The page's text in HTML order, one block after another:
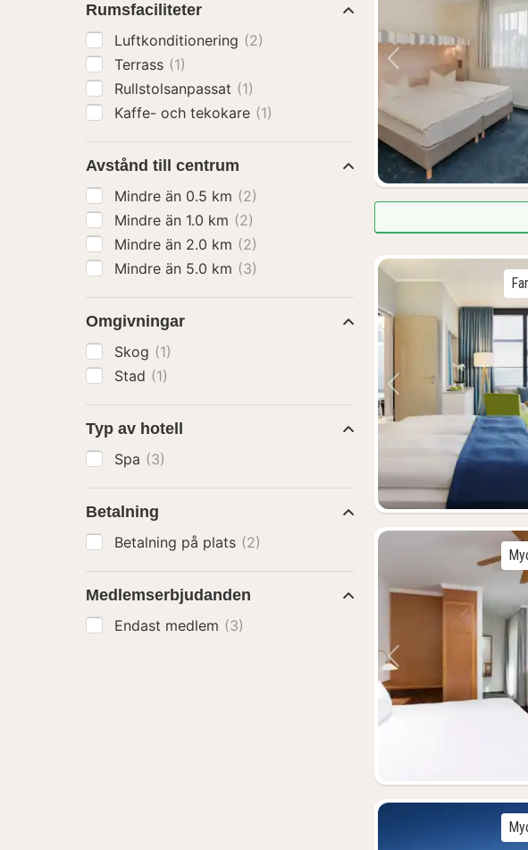
Föregående
Föregående
Föregående
Rumsfaciliteter
Luftkonditionering (2)
Terrass (1)
Rullstolsanpassat (1)
Kaffe- och tekokare (1)
Avstånd till centrum
Mindre än 0.5 km (2)
Mindre än 1.0 km (2)
Mindre än 2.0 km (2)
Mindre än 5.0 km (3)
Omgivningar
Skog (1)
Stad (1)
Typ av hotell
Spa (3)
Betalning
Betalning på plats (2)
Medlemserbjudanden
Endast medlem (3)